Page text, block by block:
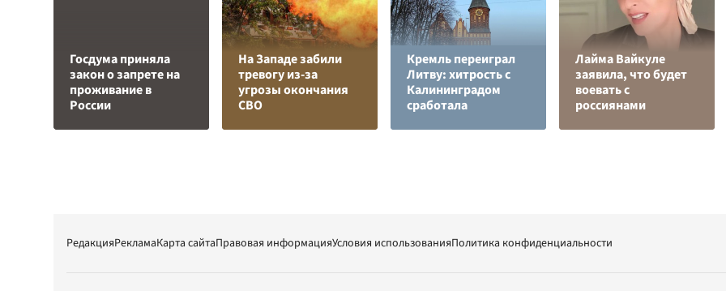
Госдума приняла
закон о запрете на
проживание в
России
На Западе забили
тревогу из-за
угрозы окончания
СВО
Кремль переиграл
Литву: хитрость с
Калининградом
сработала
Лайма Вайкуле
заявила, что будет
воевать с
россиянами
РедакцияРекламаКарта сайтаПравовая информацияУсловия использованияПолитика конфиденциальности